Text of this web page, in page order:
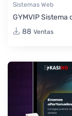
Sistemas Web
GYMVIP Sistema
88 Ventas